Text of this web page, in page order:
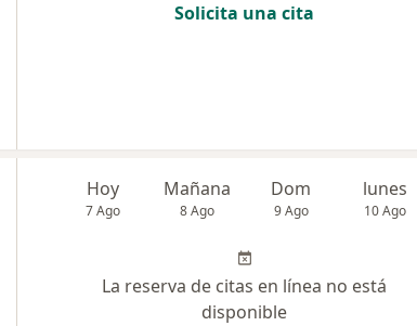
Solicita una cita
Hoy
7 Ago
Mañana
8 Ago
Dom
9 Ago
lunes
10 Ago
La reserva de citas en línea no está
disponible